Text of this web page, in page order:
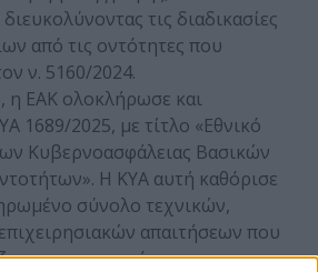
τις διαδικασίες
από τις οντότητες που
ν. 5160/2024.
η ΕΑΚ ολοκλήρωσε και
1689/2025, με τίτλο «Εθνικό
Κυβερνοασφάλειας Βασικών
Η ΚΥΑ αυτή καθόρισε
σύνολο τεχνικών,
απαιτήσεων που
οι εποπτευόμενες